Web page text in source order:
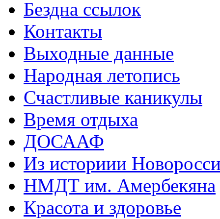
Бездна ссылок
Контакты
Выходные данные
Народная летопись
Счастливые каникулы
Время отдыха
ДОСААФ
Из историии
НМДТ им. Амербекяна
Красота и здоровье